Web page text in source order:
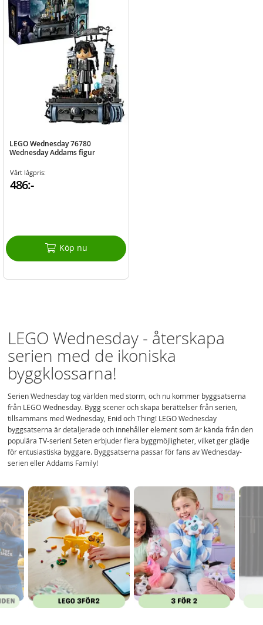
LEGO Wednesday 76780
Wednesday Addams figur
Vårt lågpris:
486:-
Köp nu
LEGO Wednesday - återskapa
serien med de ikoniska
byggklossarna!
Serien Wednesday tog världen med storm, och nu kommer byggsatserna
från LEGO Wednesday. Bygg scener och skapa berättelser från serien,
tillsammans med Wednesday, Enid och Thing! LEGO Wednesday
byggsatserna är detaljerade och innehåller element som är kända från den
populära TV-serien! Seten erbjuder flera byggmöjligheter, vilket ger glädje
för entusiastiska byggare. Byggsatserna passar för fans av Wednesday-
serien eller Addams Family!